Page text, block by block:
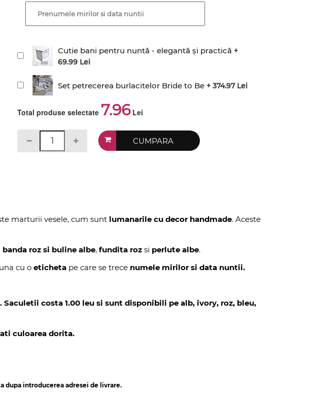
Cutie bani pentru nuntă - elegantă și practică +
69.99 Lei
Set petrecerea burlacitelor Bride to Be + 374.97 Lei
Total produse selectate 7.96Lei
CUMPARA
marturii vesele, cum sunt lumanarile cu decor handmade. Aceste
banda roz si buline albe, fundita roz si perlute albe.
cu o eticheta pe care se trece numele mirilor si data nuntii.
costa 1.00 leu si sunt disponibili pe alb, ivory, roz, bleu,
culoarea dorita.
dupa introducerea adresei de livrare.